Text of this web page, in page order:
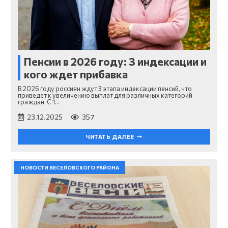
Пенсии в 2026 году: 3 индексации и
кого ждет прибавка
В 2026 году россиян ждут 3 этапа индексации пенсий, что
приведет к увеличению выплат для различных категорий
граждан. С 1…
23.12.2025 357
ЧИТАТЬ ДАЛЕЕ
НОВОСТИ ВЕСЕЛОВСКОГО РАЙОНА